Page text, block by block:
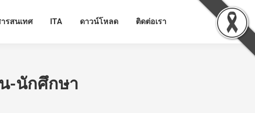
รสนเทศ ITA ดาวน์โหลด ติดต่อเรา
-นักศึกษา